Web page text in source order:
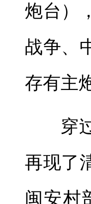
炮台）
战争、
存有主
穿
再现了
闽安村